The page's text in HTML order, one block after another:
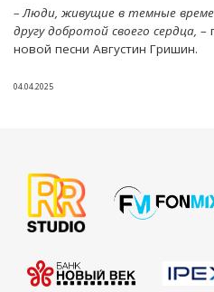
– Люди, живущие в темные
другу добротой своего сердца, –
новой песни Августин Гришин.
04.04.2025